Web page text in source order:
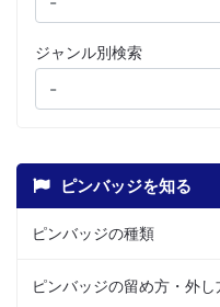
ジャンル別検索
ピンバッジを知る
ピンバッジの種類
ピンバッジの留め方・外し